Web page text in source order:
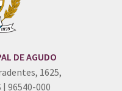
DE AGUDO
1625,
96540-000